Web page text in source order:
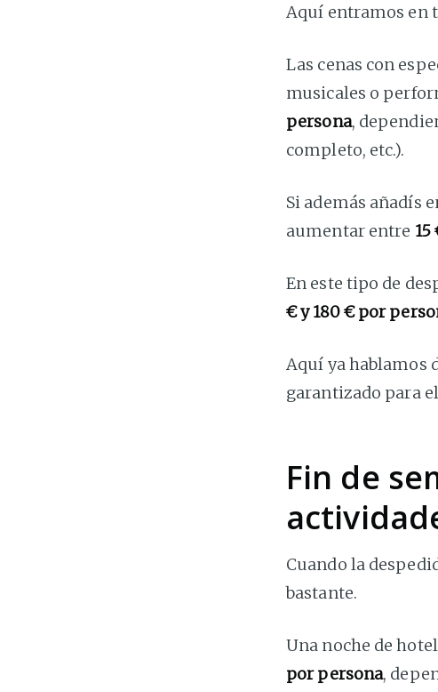
Aquí entramos en
Las cenas con
musicales o
persona,
completo, etc.).
Si además añadís
aumentar entre
En este tipo de
€ y 180 € por
Aquí ya hablamos
garantizado para
Fin de
Cuando la
bastante.
Una noche de
por persona,